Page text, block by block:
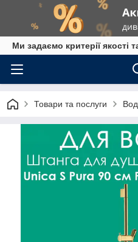
Ми задаємо критерії якості
Товари та послуги